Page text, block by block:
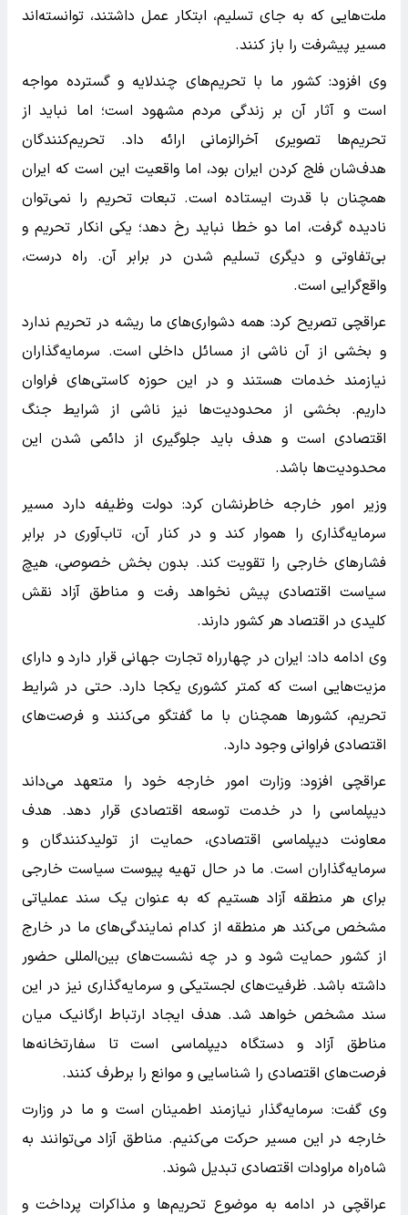
ملت‌هایی که به جای تسلیم، ابتکار عمل داشتند، توانسته‌اند
مسیر پیشرفت را باز کنند.
وی افزود: کشور ما با تحریم‌های چندلایه و گسترده مواجه
است و آثار آن بر زندگی مردم مشهود است؛ اما نباید از
تحریم‌ها تصویری آخرالزمانی ارائه داد. تحریم‌کنندگان
هدف‌شان فلج کردن ایران بود، اما واقعیت این است که ایران
همچنان با قدرت ایستاده است. تبعات تحریم را نمی‌توان
نادیده گرفت، اما دو خطا نباید رخ دهد؛ یکی انکار تحریم و
بی‌تفاوتی و دیگری تسلیم شدن در برابر آن. راه درست،
واقع‌گرایی است.
عراقچی تصریح کرد: همه دشواری‌های ما ریشه در تحریم ندارد
و بخشی از آن ناشی از مسائل داخلی است. سرمایه‌گذاران
نیازمند خدمات هستند و در این حوزه کاستی‌های فراوان
داریم. بخشی از محدودیت‌ها نیز ناشی از شرایط جنگ
اقتصادی است و هدف باید جلوگیری از دائمی شدن این
محدودیت‌ها باشد.
وزیر امور خارجه خاطرنشان کرد: دولت وظیفه دارد مسیر
سرمایه‌گذاری را هموار کند و در کنار آن، تاب‌آوری در برابر
فشارهای خارجی را تقویت کند. بدون بخش خصوصی، هیچ
سیاست اقتصادی پیش نخواهد رفت و مناطق آزاد نقش
کلیدی در اقتصاد هر کشور دارند.
وی ادامه داد: ایران در چهارراه تجارت جهانی قرار دارد و دارای
مزیت‌هایی است که کمتر کشوری یکجا دارد. حتی در شرایط
تحریم، کشورها همچنان با ما گفتگو می‌کنند و فرصت‌های
اقتصادی فراوانی وجود دارد.
عراقچی افزود: وزارت امور خارجه خود را متعهد می‌داند
دیپلماسی را در خدمت توسعه اقتصادی قرار دهد. هدف
معاونت دیپلماسی اقتصادی، حمایت از تولیدکنندگان و
سرمایه‌گذاران است. ما در حال تهیه پیوست سیاست خارجی
برای هر منطقه آزاد هستیم که به عنوان یک سند عملیاتی
مشخص می‌کند هر منطقه از کدام نمایندگی‌های ما در خارج
از کشور حمایت شود و در چه نشست‌های بین‌المللی حضور
داشته باشد. ظرفیت‌های لجستیکی و سرمایه‌گذاری نیز در این
سند مشخص خواهد شد. هدف ایجاد ارتباط ارگانیک میان
مناطق آزاد و دستگاه دیپلماسی است تا سفارتخانه‌ها
فرصت‌های اقتصادی را شناسایی و موانع را برطرف کنند.
وی گفت: سرمایه‌گذار نیازمند اطمینان است و ما در وزارت
خارجه در این مسیر حرکت می‌کنیم. مناطق آزاد می‌توانند به
شاه‌راه مراودات اقتصادی تبدیل شوند.
عراقچی در ادامه به موضوع تحریم‌ها و مذاکرات پرداخت و